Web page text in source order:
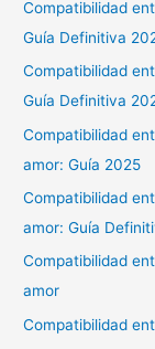
Compatibilidad
Guía Definitiva
Compatibilidad
Guía Definitiva
Compatibilidad
amor: Guía 2025
Compatibilidad
amor: Guía
Compatibilidad
amor
Compatibilidad